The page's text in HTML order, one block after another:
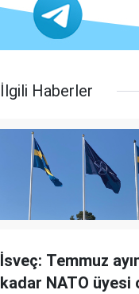
İlgili Haberler
İsveç: Temmuz
kadar NATO üyesi